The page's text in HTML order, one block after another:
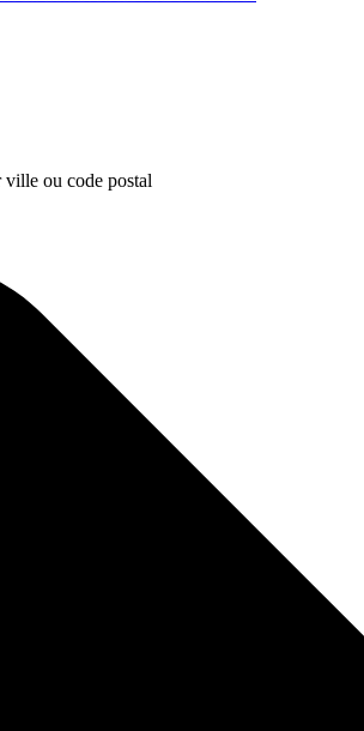
ville ou code postal